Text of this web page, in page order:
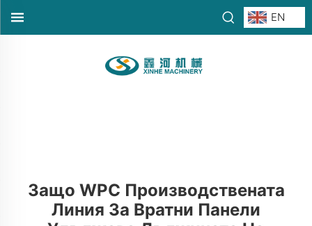
EN
Защо WPC Производствената
Линия За Вратни Панели